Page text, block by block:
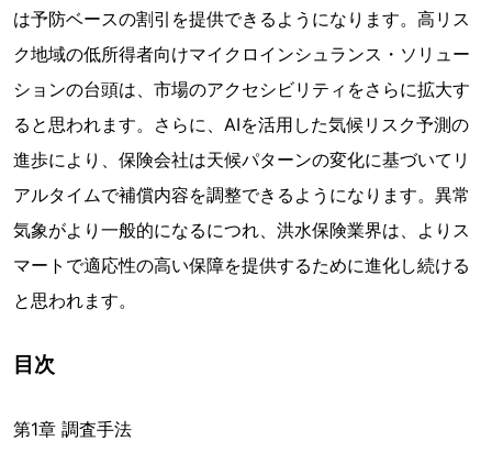
は予防ベースの割引を提供できるようになります。高リス
ク地域の低所得者向けマイクロインシュランス・ソリュー
ションの台頭は、市場のアクセシビリティをさらに拡大す
ると思われます。さらに、AIを活用した気候リスク予測の
進歩により、保険会社は天候パターンの変化に基づいてリ
アルタイムで補償内容を調整できるようになります。異常
気象がより一般的になるにつれ、洪水保険業界は、よりス
マートで適応性の高い保障を提供するために進化し続ける
と思われます。
目次
第1章 調査手法